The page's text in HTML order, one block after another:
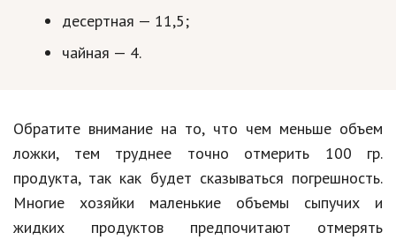
десертная — 11,5;
чайная — 4.
Обратите внимание на то, что чем меньше объем
ложки, тем труднее точно отмерить 100 гр.
продукта, так как будет сказываться погрешность.
Многие хозяйки маленькие объемы сыпучих и
жидких продуктов предпочитают отмерять